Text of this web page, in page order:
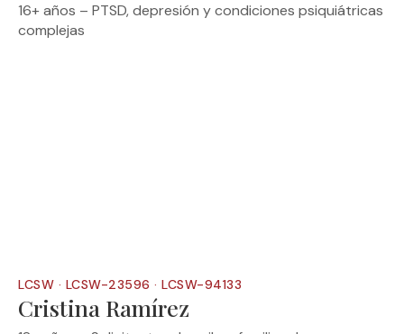
16+ años – PTSD, depresión y condiciones psiquiátricas
complejas
LCSW · LCSW-23596 · LCSW-94133
Cristina Ramírez